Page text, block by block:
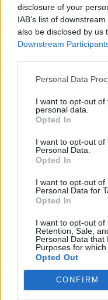
disclosure of your
IAB’s list of
also be disclosed by us
Downstream
Personal Data
I want to opt-out
personal data.
Opted In
I want to opt-out of
Personal Data.
Opted In
I want to opt-out of
Personal Data for
Opted In
I want to opt-out of
Retention, Sale,
Personal Data that
Purposes for which
Opted Out
CONFIRM
Δέχτηκα 82
σταθμούς για το
Απαντούσα σε
Δείτε όσα είπε…